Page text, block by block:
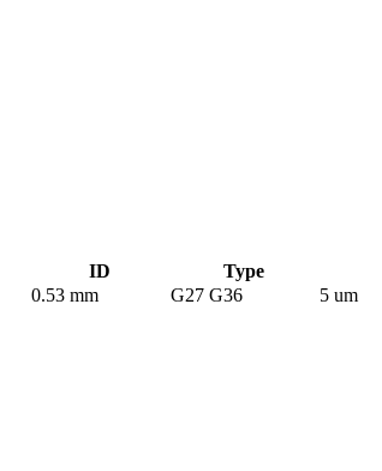
ID Type
0.53 mm G27 G36 5 um